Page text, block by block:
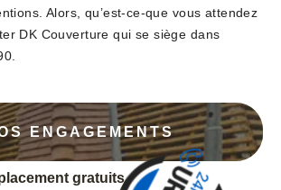
Alors, qu’est-ce-que vous attendez
DK Couverture qui se siège dans
ENGAGEMENTS
gratuits